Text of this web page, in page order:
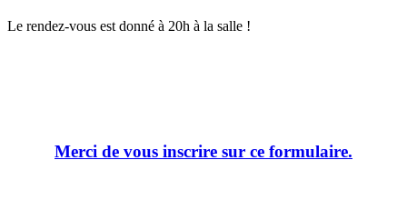
Le rendez-vous est donné à 20h à la salle !
Merci de vous inscrire sur ce formulaire.